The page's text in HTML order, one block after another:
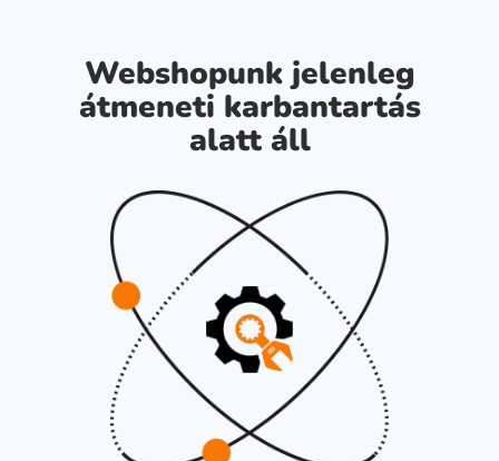
Webshopunk jelenleg
átmeneti karbantartás
alatt áll